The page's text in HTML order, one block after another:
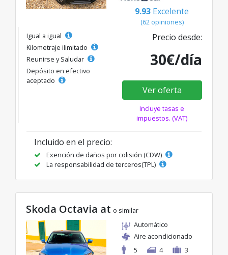
9.93 Excelente
(62 opiniones)
Igual a igual
Kilometraje ilimitado
Reunirse y Saludar
Depósito en efectivo
aceptado
Precio desde:
30€/día
Ver oferta
Incluye tasas e
impuestos. (VAT)
Incluido en el precio:
Exención de daños por colisión (CDW)
La responsabilidad de terceros(TPL)
Skoda Octavia at o similar
Automático
Aire acondicionado
5
4 3